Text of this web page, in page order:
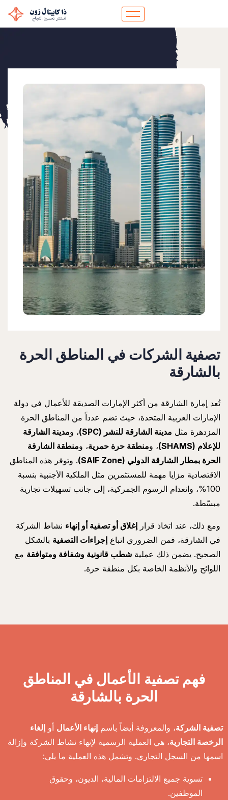
تصفية الشركات في المناطق الحرة
بالشارقة
تُعد إمارة الشارقة من أكثر الإمارات الصديقة للأعمال في دولة
الإمارات العربية المتحدة، حيث تضم عدداً من المناطق الحرة
المزدهرة مثل مدينة الشارقة للنشر (SPC) ، ومدينة الشارقة
للإعلام (SHAMS)
، ومنطقة حرة حمرية، ومنطقة الشارقة
الحرة بمطار الشارقة الدولي (SAIF Zone)
. وتوفر هذه المناطق
الاقتصادية مزايا مهمة للمستثمرين مثل الملكية الأجنبية بنسبة
100%، وانعدام الرسوم الجمركية، إلى جانب تسهيلات تجارية
مبسّطة.
ومع ذلك، عند اتخاذ قرار إغلاق أو تصفية أو إنهاء نشاط الشركة
في الشارقة، فمن الضروري اتباع إجراءات التصفية بالشكل
الصحيح. يضمن ذلك عملية شطب قانونية وشفافة ومتوافقة مع
اللوائح والأنظمة الخاصة بكل منطقة حرة.
فهم تصفية الأعمال في المناطق
الحرة بالشارقة
تصفية الشركة، والمعروفة أيضاً باسم إنهاء الأعمال أو إلغاء
الرخصة التجارية، هي العملية الرسمية لإنهاء نشاط الشركة وإزالة
اسمها من السجل التجاري. وتشمل هذه العملية ما يلي:
تسوية جميع الالتزامات المالية، الديون، وحقوق
الموظفين.